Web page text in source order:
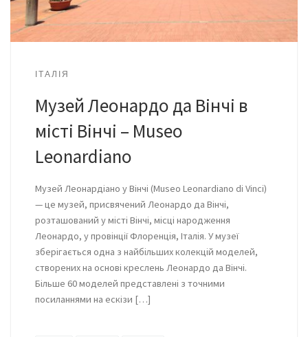
ІТАЛІЯ
Музей Леонардо да Вінчі в
місті Вінчі – Museo
Leonardiano
Музей Леонардіано у Вінчі (Museo Leonardiano di Vinci)
— це музей, присвячений Леонардо да Вінчі,
розташований у місті Вінчі, місці народження
Леонардо, у провінції Флоренція, Італія. У музеї
зберігається одна з найбільших колекцій моделей,
створених на основі креслень Леонардо да Вінчі.
Більше 60 моделей представлені з точними
посиланнями на ескізи […]